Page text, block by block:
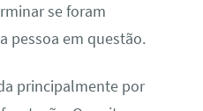
se foram
pessoa em questão.
principalmente por